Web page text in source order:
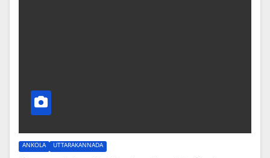
ANKOLA UTTARAKANNADA